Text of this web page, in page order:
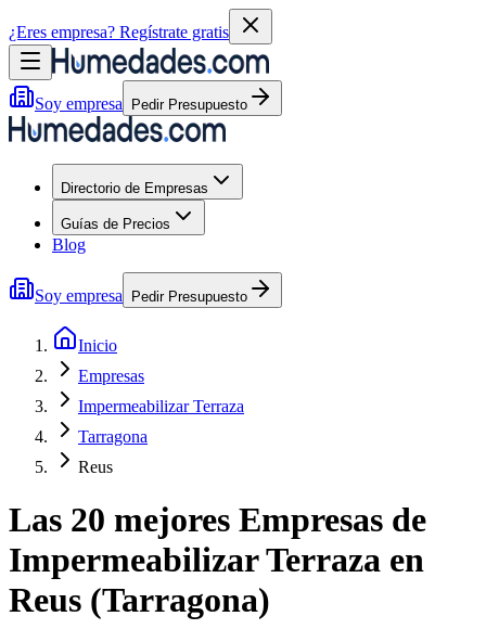
¿Eres empresa? Regístrate gratis
Soy empresa Pedir Presupuesto
Directorio de Empresas
Guías de Precios
Blog
Soy empresa Pedir Presupuesto
Inicio
Empresas
Impermeabilizar Terraza
Tarragona
Reus
Las 20 mejores Empresas de
Impermeabilizar Terraza en
Reus (Tarragona)